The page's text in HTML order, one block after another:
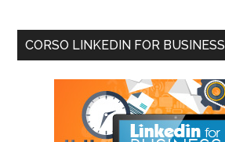
CORSO LINKEDIN FOR BUSINESS